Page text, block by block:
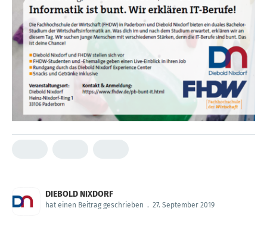
DIEBOLD NIXDORF
hat einen Beitrag geschrieben . 27. September 2019